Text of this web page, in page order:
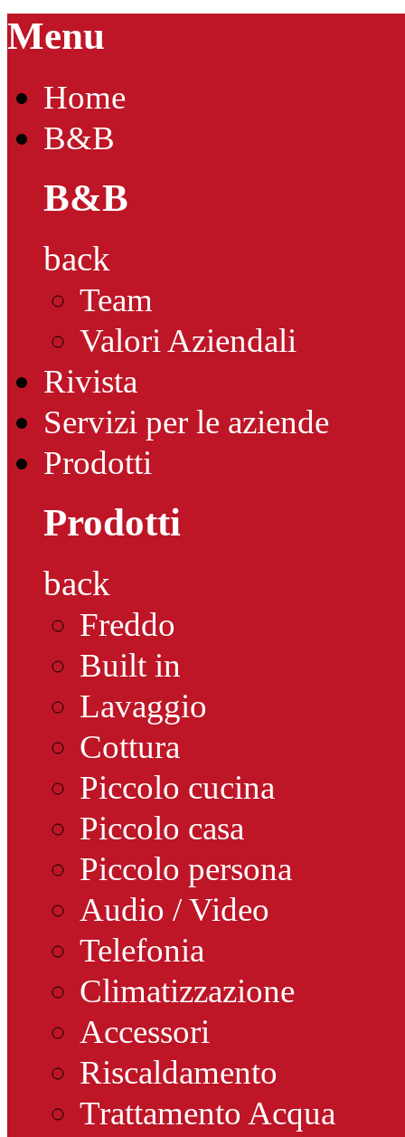
Menu
Home
B&B
B&B
back
Team
Valori Aziendali
Rivista
Servizi per le aziende
Prodotti
Prodotti
back
Freddo
Built in
Lavaggio
Cottura
Piccolo cucina
Piccolo casa
Piccolo persona
Audio / Video
Telefonia
Climatizzazione
Accessori
Riscaldamento
Trattamento Acqua